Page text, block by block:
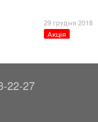
29 грудня 2018
Акція
22-27